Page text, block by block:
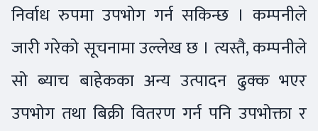
निर्वाध रुपमा उपभोग गर्न सकिन्छ । कम्पनीले
जारी गरेको सूचनामा उल्लेख छ । त्यस्तै, कम्पनीले
सो ब्याच बाहेकका अन्य उत्पादन ढुक्क भएर
उपभोग तथा बिक्री वितरण गर्न पनि उपभोक्ता र